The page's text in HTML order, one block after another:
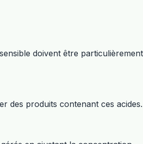
doivent être particulièrement
des produits contenant ces acides.